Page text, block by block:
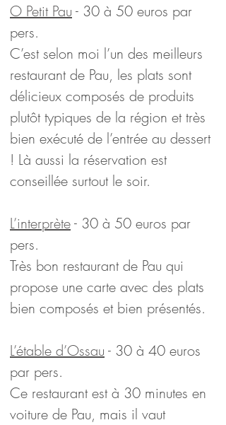
O Petit Pau - 30 à 50 euros par
pers.
C’est selon moi l’un des meilleurs
restaurant de Pau, les plats sont
délicieux composés de produits
plutôt typiques de la région et très
bien exécuté de l’entrée au dessert
! Là aussi la réservation est
conseillée surtout le soir.
L’interprète - 30 à 50 euros par
pers.
Très bon restaurant de Pau qui
propose une carte avec des plats
bien composés et bien présentés.
L’étable d’Ossau - 30 à 40 euros
par pers.
Ce restaurant est à 30 minutes en
voiture de Pau, mais il vaut